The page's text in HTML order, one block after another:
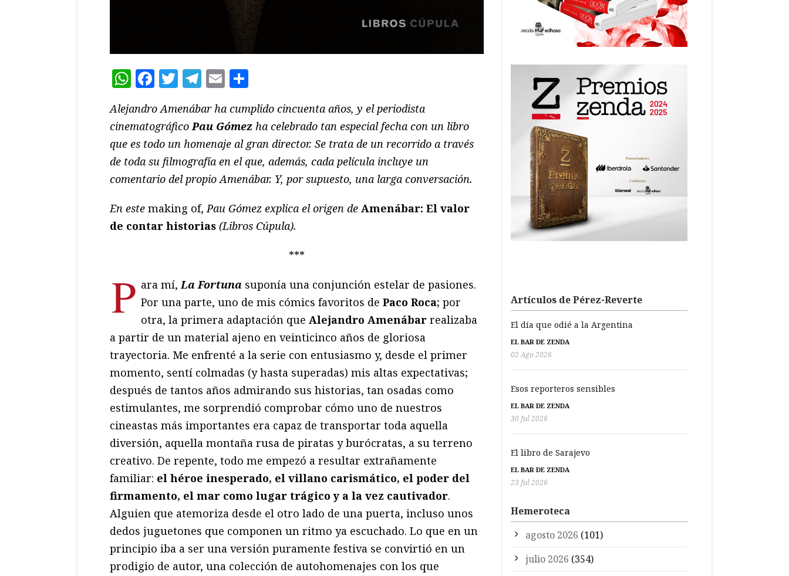
WhatsApp
Facebook
Twitter
Telegram
Email
Alejandro Amenábar ha cumplido cincuenta años, y el periodista
cinematográficoPau Gómez ha celebrado tan especial fecha con un libro
que es todo un homenaje al gran director. Se trata de un recorrido a través
de toda su filmografía en el que, además, cada película incluye un
comentario del propio Amenábar. Y, por supuesto, una larga conversación.
En este making of, Pau Gómez explica el origen de Amenábar: El valor
de contar historias (Libros Cúpula).
***
P ara mí,La Fortuna suponía una conjunción estelar de pasiones.
Por una parte, uno de mis cómics favoritos de Paco Roca; por
otra, la primera adaptación que Alejandro Amenábar realizaba
a partir de un material ajeno en veinticinco años de gloriosa
trayectoria. Me enfrenté a la serie con entusiasmo y, desde el primer
momento, sentí colmadas (y hasta superadas) mis altas expectativas;
después de tantos años admirando sus historias, tan osadas como
estimulantes, me sorprendió comprobar cómo uno de nuestros
cineastas más importantes era capaz de transportar toda aquella
diversión, aquella montaña rusa de piratas y burócratas, a su terreno
creativo. De repente, todo me empezó a resultar extrañamente
familiar: el héroe inesperado, el villano carismático, el poder del
firmamento, el mar como lugar trágico y a la vez cautivador.
Alguien que atemoriza desde el otro lado de una puerta, incluso unos
dedos juguetones que componen un ritmo ya escuchado. Lo que en un
principio iba a ser una versión puramente festiva se convirtió en un
prodigio de autor, una colección de autohomenajes con los que
Artículos de Pérez-Reverte
El día que odié a la Argentina
EL BAR DE ZENDA
02 Ago 2026
Esos reporteros sensibles
EL BAR DE ZENDA
30 Jul 2026
El libro de Sarajevo
EL BAR DE ZENDA
23 Jul 2026
Hemeroteca
agosto 2026 (101)
julio 2026 (354)